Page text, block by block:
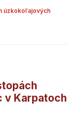
úzkokoľajových
v Karpatoch